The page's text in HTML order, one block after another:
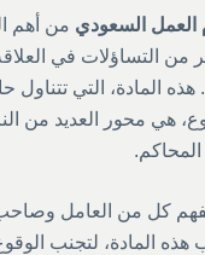
من أهم
من التساؤلات في
المادة، التي تتناول
هي محور العديد من
المحاكم.
كل من العامل
هذه المادة، لتجنب